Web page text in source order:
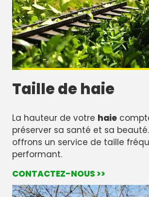
Taille de haie
La hauteur de votre haie
préserver sa santé et sa
offrons un service de taille
performant.
CONTACTEZ-NOUS >>